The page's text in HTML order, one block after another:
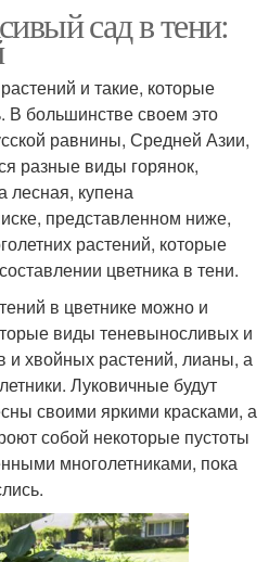
сад в тени:
и такие, которые
В большинстве своем это
равнины, Средней Азии,
разные виды горянок,
лесная, купена
представленном ниже,
растений, которые
цветника в тени.
в цветнике можно и
виды теневыносливых и
и хвойных растений, лианы, а
Луковичные будут
своими яркими красками, а
собой некоторые пустоты
многолетниками, пока